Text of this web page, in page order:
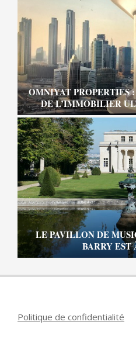
OMNIYAT PROPERTIES
DE L’IMMOBILIER
LE PAVILLON DE
BARRY EST
Politique de confidentialité